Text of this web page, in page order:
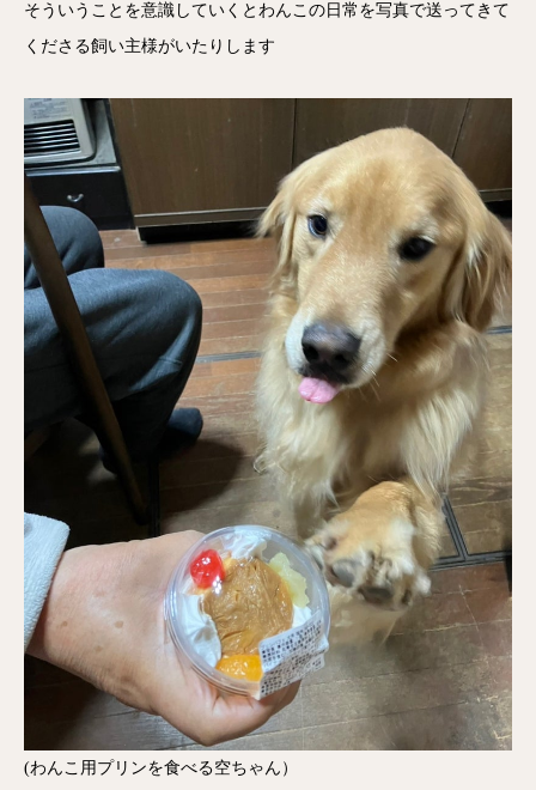
そういうことを意識していくとわんこの日常を写真で送ってきて
くださる飼い主様がいたりします
(わんこ用プリンを食べる空ちゃん）